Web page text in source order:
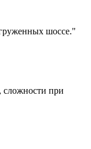
шоссе."
при